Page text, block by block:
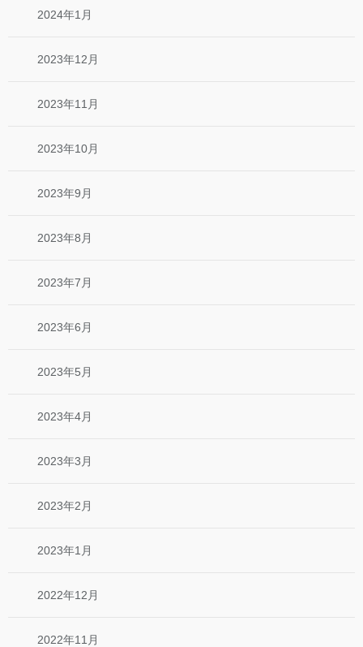
2024年1月
2023年12月
2023年11月
2023年10月
2023年9月
2023年8月
2023年7月
2023年6月
2023年5月
2023年4月
2023年3月
2023年2月
2023年1月
2022年12月
2022年11月